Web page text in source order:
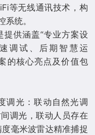
等无线通讯技术，构
统。
供涵盖“专业方案设
调试、后期智慧运
的核心亮点及价值包
调光：联动自然光调
调光，联动人员存在
毫米波雷达精准捕捉